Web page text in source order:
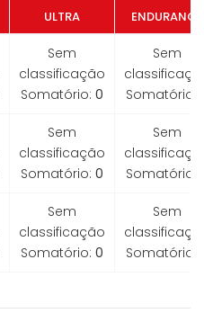
ULTRA ENDURANCE
Sem
classificação
Somatório: 0
Sem
Somatório:
Sem
classificação
Somatório: 0
Sem
Somatório:
Sem
classificação
Somatório: 0
Sem
Somatório: